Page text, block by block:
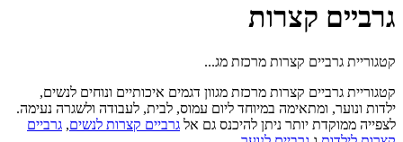
קצרות
גרביים קצרות מרכזת מג...
גרביים קצרות מרכזת מגוון דגמים איכותיים ונוחים לנשים,
ונוער, ומתאימה במיוחד ליום עמוס, לבית, לעבודה ולשגרה נעימה.
ממוקדת יותר ניתן להיכנס גם אל גרביים קצרות לנשים ,גרביים